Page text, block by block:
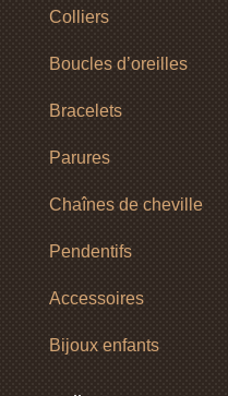
Colliers
Boucles d’oreilles
Bracelets
Parures
Chaînes de cheville
Pendentifs
Accessoires
Bijoux enfants